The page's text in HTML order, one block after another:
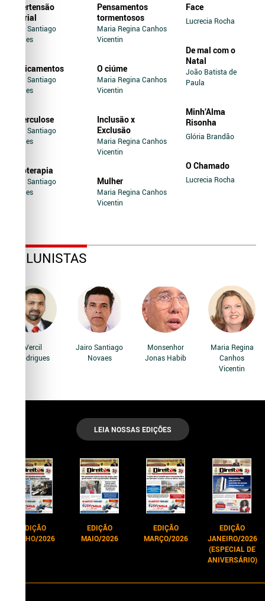
Hipertensão
Arterial
Jairo Santiago
Novaes
Medicamentos
Jairo Santiago
Novaes
Tuberculose
Jairo Santiago
Novaes
Soroterapia
Jairo Santiago
Novaes
Pensamentos
tormentosos
Maria Regina Canhos
Vicentin
O ciúme
Maria Regina Canhos
Vicentin
Inclusão x
Exclusão
Maria Regina Canhos
Vicentin
Mulher
Maria Regina Canhos
Vicentin
Face
Lucrecia Rocha
De mal com o
Natal
João Batista de
Paula
Minh’Alma
Risonha
Glória Brandão
O Chamado
Lucrecia Rocha
COLUNISTAS
Vercil
Rodrigues
Jairo Santiago
Novaes
Monsenhor
Jonas Habib
Maria Regina
Canhos
Vicentin
LEIA NOSSAS EDIÇÕES
EDIÇÃO
JUNHO/2026
EDIÇÃO
MAIO/2026
EDIÇÃO
MARÇO/2026
EDIÇÃO
JANEIRO/2026
(ESPECIAL DE
ANIVERSÁRIO)